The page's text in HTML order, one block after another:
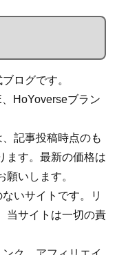
ログです。
HoYoverseブラン
記事投稿時点のも
ます。最新の価格は
いします。
いサイトです。リ
当サイトは一切の責